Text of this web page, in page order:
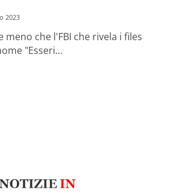
2023
che l'FBI che rivela i files
"Esseri…